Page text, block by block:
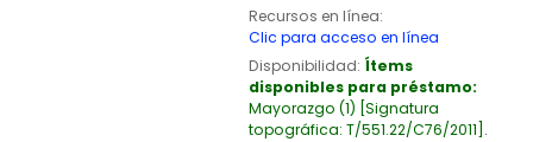
Recursos en línea:
Clic para acceso en línea
Disponibilidad: Ítems
disponibles para préstamo:
Mayorazgo (1) Signatura
topográfica: T/551.22/C76/2011 .